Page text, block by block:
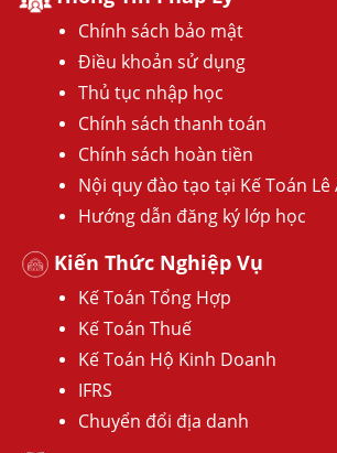
Chính sách bảo mật
Điều khoản sử dụng
Thủ tục nhập học
Chính sách thanh toán
Chính sách hoàn tiền
Nội quy đào tạo tại Kế Toán Lê
Hướng dẫn đăng ký lớp học
Kiến Thức Nghiệp Vụ
Kế Toán Tổng Hợp
Kế Toán Thuế
Kế Toán Hộ Kinh Doanh
IFRS
Chuyển đổi địa danh